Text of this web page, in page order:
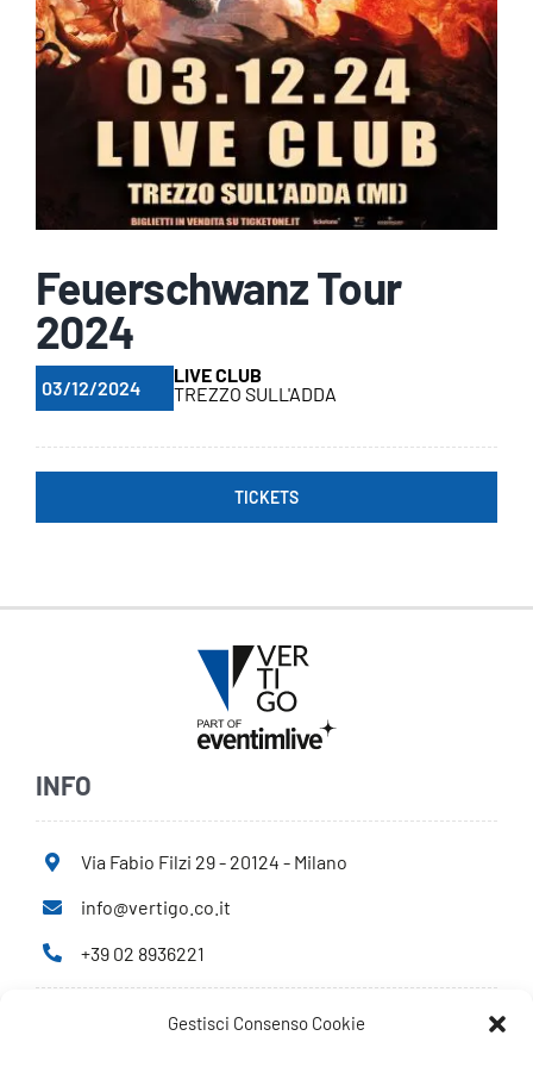
Gestisci Consenso Cookie
Feuerschwanz Tour
2024
03/12/2024
LIVE CLUB
TREZZO SULL'ADDA
TICKETS
INFO
Via Fabio Filzi 29 - 20124 - Milano
info@vertigo.co.it
+39 02 8936221
Privacy Policy